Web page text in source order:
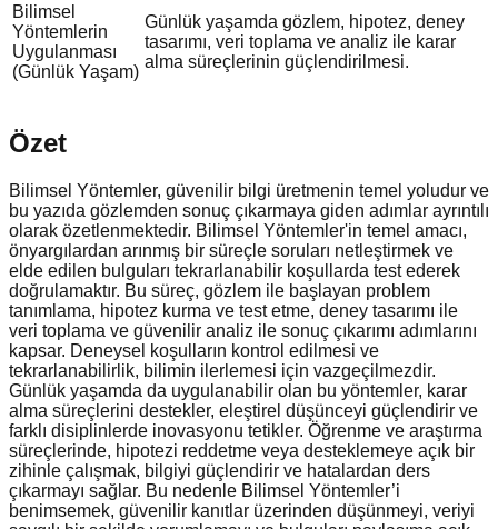
Bilimsel
Yöntemlerin
Uygulanması
(Günlük Yaşam)
Günlük yaşamda gözlem, hipotez, deney
tasarımı, veri toplama ve analiz ile karar
alma süreçlerinin güçlendirilmesi.
Özet
Bilimsel Yöntemler, güvenilir bilgi üretmenin temel yoludur ve
bu yazıda gözlemden sonuç çıkarmaya giden adımlar ayrıntılı
olarak özetlenmektedir. Bilimsel Yöntemler'in temel amacı,
önyargılardan arınmış bir süreçle soruları netleştirmek ve
elde edilen bulguları tekrarlanabilir koşullarda test ederek
doğrulamaktır. Bu süreç, gözlem ile başlayan problem
tanımlama, hipotez kurma ve test etme, deney tasarımı ile
veri toplama ve güvenilir analiz ile sonuç çıkarımı adımlarını
kapsar. Deneysel koşulların kontrol edilmesi ve
tekrarlanabilirlik, bilimin ilerlemesi için vazgeçilmezdir.
Günlük yaşamda da uygulanabilir olan bu yöntemler, karar
alma süreçlerini destekler, eleştirel düşünceyi güçlendirir ve
farklı disiplinlerde inovasyonu tetikler. Öğrenme ve araştırma
süreçlerinde, hipotezi reddetme veya desteklemeye açık bir
zihinle çalışmak, bilgiyi güçlendirir ve hatalardan ders
çıkarmayı sağlar. Bu nedenle Bilimsel Yöntemler’i
benimsemek, güvenilir kanıtlar üzerinden düşünmeyi, veriyi